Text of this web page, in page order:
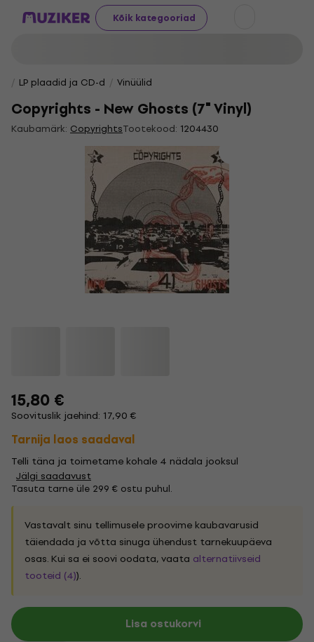
Kõik kategooriad
LP plaadid ja CD-d Vinüülid
Copyrights - New Ghosts (7" Vinyl)
Kaubamärk: CopyrightsTootekood: 1204430
15,80 €
Soovituslik jaehind: 17,90 €
Tarnija laos saadaval
Telli täna ja toimetame kohale 4 nädala jooksul
Jälgi saadavust
Tasuta tarne üle 299 € ostu puhul.
Vastavalt sinu tellimusele proovime kaubavarusid
täiendada ja võtta sinuga ühendust tarnekuupäeva
osas. Kui sa ei soovi oodata, vaata alternatiivseid
tooteid (4)).
Lisa ostukorvi